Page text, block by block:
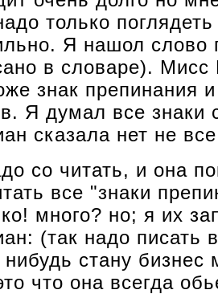
только
Я нашол слово
в словаре). Мисс
знак препинания
Я думал все знаки
сказала нет не
со читать, и она
все "знаки
много? но; я их
(так надо писать
нибудь стану
что она всегда